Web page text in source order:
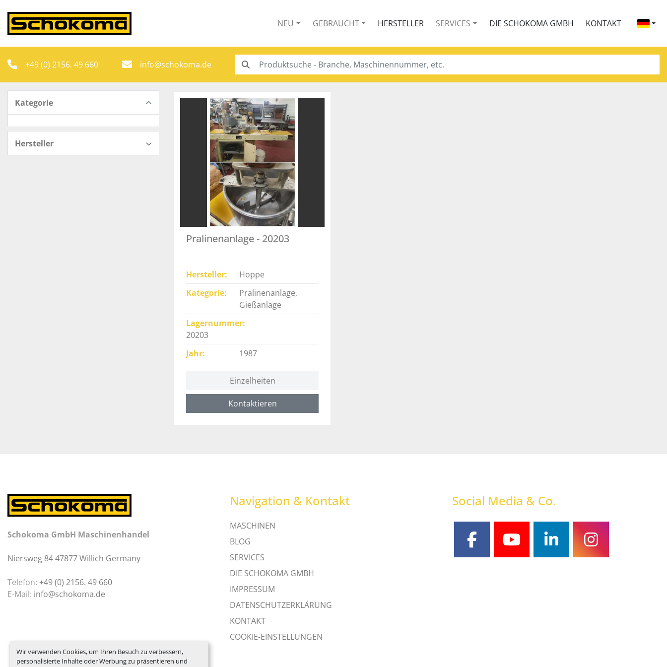
Wir verwenden Cookies, um Ihren Besuch zu verbessern,
personalisierte Inhalte oder Werbung zu präsentieren und
NEU GEBRAUCHT HERSTELLER SERVICES DIE SCHOKOMA GMBH KONTAKT
+49 (0) 2156. 49 660 info@schokoma.de
Kategorie
Hersteller
Pralinenanlage - 20203
Hersteller
Hoppe
Kategorie
Pralinenanlage,
Gießanlage
Lagernummer
20203
Jahr
1987
Einzelheiten
Kontaktieren
Schokoma GmbH Maschinenhandel
Niersweg 84 47877 Willich Germany
Telefon: +49 (0) 2156. 49 660
E-Mail: info@schokoma.de
Navigation & Kontakt
MASCHINEN
BLOG
SERVICES
DIE SCHOKOMA GMBH
IMPRESSUM
DATENSCHUTZERKLÄRUNG
KONTAKT
COOKIE-EINSTELLUNGEN
Social Media & Co.
facebookyoutubelinkedininstagram